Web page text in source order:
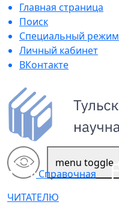
Главная страница
Поиск
Специальный режим
Личный кабинет
ВКонтакте
menu toggle
Справочная
ЧИТАТЕЛЮ